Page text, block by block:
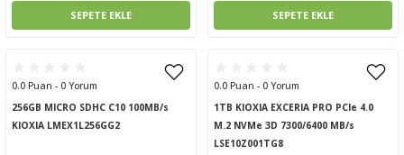
SEPETE EKLE SEPETE EKLE
0.0 Puan - 0 Yorum
256GB MICRO SDHC C10 100MB/s
KIOXIA LMEX1L256GG2
0.0 Puan - 0 Yorum
1TB KIOXIA EXCERIA PRO PCIe 4.0
M.2 NVMe 3D 7300/6400 MB/s
LSE10Z001TG8